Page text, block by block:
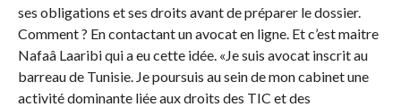
ses obligations et ses droits avant de préparer le dossier.
Comment ? En contactant un avocat en ligne. Et c’est maitre
Nafaâ Laaribi qui a eu cette idée. «Je suis avocat inscrit au
barreau de Tunisie. Je poursuis au sein de mon cabinet une
activité dominante liée aux droits des TIC et des